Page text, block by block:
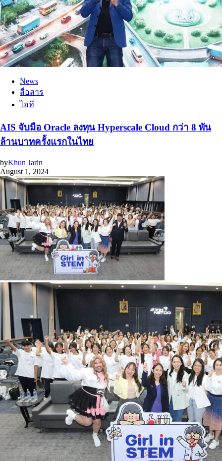
News
สื่อสาร
ไอที
AIS จับมือ Oracle ลงทุน Hyperscale Cloud กว่า 8 พัน
ล้านบาทครั้งแรกในไทย
byKhun Jarin
August 1, 2024